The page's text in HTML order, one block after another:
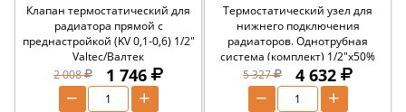
Клапан термостатический для
радиатора прямой с
преднастройкой (KV 0,1-0,6) 1/2"
Valtec/Валтек
2 008
1 746
+
−
Термостатический узел для
нижнего подключения
радиаторов. Однотрубная
система (комплект) 1/2"х50%
Valtec/Валтек
5 327 4 632
+
−